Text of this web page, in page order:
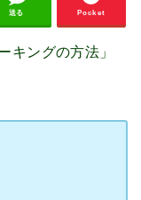
送る Pocket
キングの方法」